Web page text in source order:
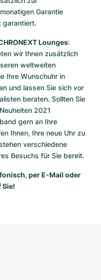
Garantie
garantiert.
Lounges:
wir Ihnen zusätzlich
weltweiten
Ihre Wunschuhr in
und lassen Sie sich vor
beraten. Sollten Sie
2021
gern an Ihre
Ihnen, Ihre neue Uhr zu
verschiedene
Besuchs für Sie bereit.
per E-Mail oder
Sie!